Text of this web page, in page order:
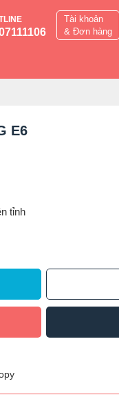
Tài khoản
& Đơn hàng
E6
tỉnh